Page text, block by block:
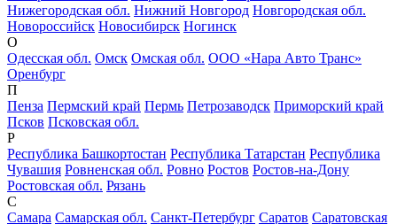
Нижегородская обл. Нижний Новгород Новгородская обл.
Новороссийск Новосибирск Ногинск
О
Одесская обл. Омск Омская обл. ООО «Нара Авто Транс»
Оренбург
П
Пенза Пермский край Пермь Петрозаводск Приморский край
Псков Псковская обл.
Р
Республика Башкортостан Республика Татарстан Республика
Чувашия Ровненская обл. Ровно Ростов Ростов-на-Дону
Ростовская обл. Рязань
С
Самара Самарская обл. Санкт-Петербург Саратов Саратовская